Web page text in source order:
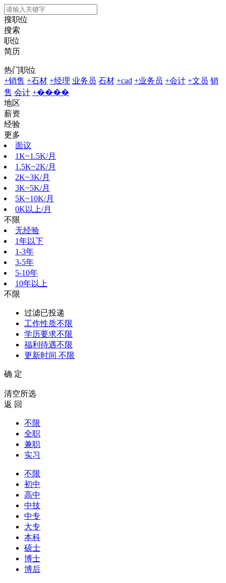
搜职位
搜索
职位
简历
热门职位
+销售 +石材 +经理 业务员 石材 +cad +业务员 +会计 +文员 销
售 会计 +����
地区
薪资
经验
更多
面议
1K~1.5K/月
1.5K~2K/月
2K~3K/月
3K~5K/月
5K~10K/月
0K以上/月
不限
无经验
1年以下
1-3年
3-5年
5-10年
10年以上
不限
过滤已投递
工作性质不限
学历要求不限
福利待遇不限
更新时间 不限
确 定
清空所选
返 回
不限
全职
兼职
实习
不限
初中
高中
中技
中专
大专
本科
硕士
博士
博后